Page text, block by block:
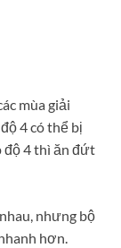
mùa giải
4 có thể bị
độ 4 thì ăn đứt
nhưng bộ
hơn.